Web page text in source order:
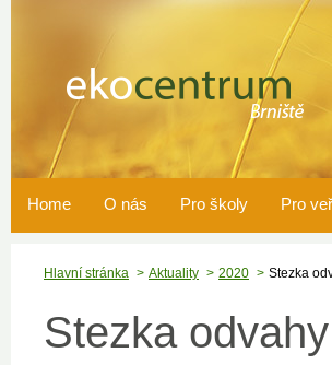
Home O nás Pro školy Pro
Hlavní stránka Aktuality 2020 Stezka
Stezka